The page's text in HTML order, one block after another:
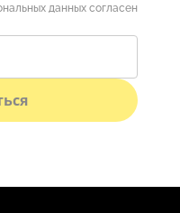
данных согласен